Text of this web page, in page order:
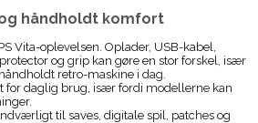
håndholdt komfort
Vita-oplevelsen. Oplader, USB-kabel,
og grip kan gøre en stor forskel, især
retro-maskine i dag.
for daglig brug, især fordi modellerne kan
til saves, digitale spil, patches og